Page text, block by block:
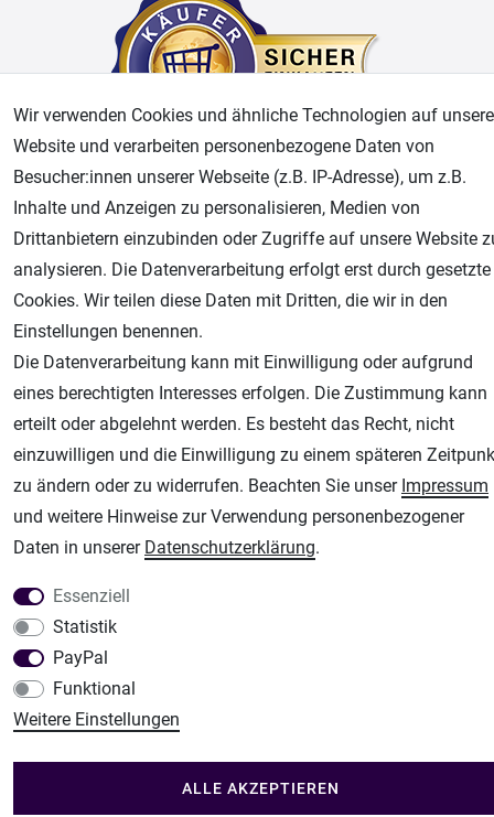
AGB Widerrufsrecht Datenschutz
Unsere weiteren Shops:
Airbrush-City
Fachhandel für: Airbrushpistolen, Kompressoren, Airbrushfarben
Modellbau-City
Modellbau Shop
Plotter-City
Schneideplotter, Transferpressen, Siebdruck und Plotterfolien
Im Shop Kaufen
Küchen Zubehör - Haus/Garten - Tierbedarf
Wir verwenden Cookies und ähnliche Technologien auf
Website und verarbeiten personenbezogene Daten von
Besucher:innen unserer Webseite (z.B. IP-Adresse), um z.B.
Inhalte und Anzeigen zu personalisieren, Medien von
Drittanbietern einzubinden oder Zugriffe auf unsere Website
analysieren. Die Datenverarbeitung erfolgt erst durch gesetzte
Cookies. Wir teilen diese Daten mit Dritten, die wir in den
Einstellungen benennen.
Die Datenverarbeitung kann mit Einwilligung oder aufgrund
eines berechtigten Interesses erfolgen. Die Zustimmung kann
erteilt oder abgelehnt werden. Es besteht das Recht, nicht
einzuwilligen und die Einwilligung zu einem späteren
zu ändern oder zu widerrufen. Beachten Sie unser Impressum
und weitere Hinweise zur Verwendung personenbezogener
Daten in unserer Daten­schutz­erklärung.
Essenziell
Statistik
PayPal
Funktional
Weitere Einstellungen
ALLE AKZEPTIEREN